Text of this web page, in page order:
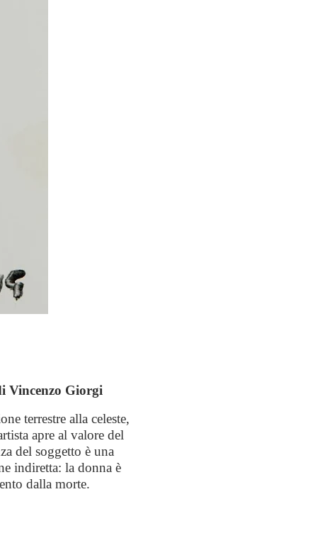
Vincenzo Giorgi
terrestre alla celeste,
apre al valore del
del soggetto è una
indiretta: la donna è
dalla morte.